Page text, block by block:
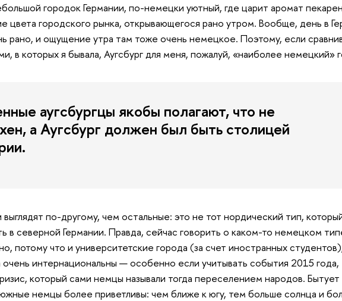
городок Германии, по-немецки уютный, где царит аромат
цвета городского рынка, открывающегося рано утром. Вообще, день в
рано, и ощущение утра там тоже очень немецкое. Поэтому, если
в которых я бывала, Аугсбург для меня, пожалуй, «наиболее немецкий»
аугсбургцы якобы полагают, что не
а Аугсбург должен был быть столицей
по-другому, чем остальные: это не тот нордический тип,
в северной Германии. Правда, сейчас говорить о каком-то немецком
потому что и университетские города (за счет иностранных
интернациональны — особенно если учитывать события 2015 года,
который сами немцы называли тогда переселением народов. Бытует
немцы более приветливы: чем ближе к югу, тем больше солнца и